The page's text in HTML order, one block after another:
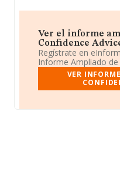
Ver el informe
Confidence
Regístrate en
Informe Ampliado
VER